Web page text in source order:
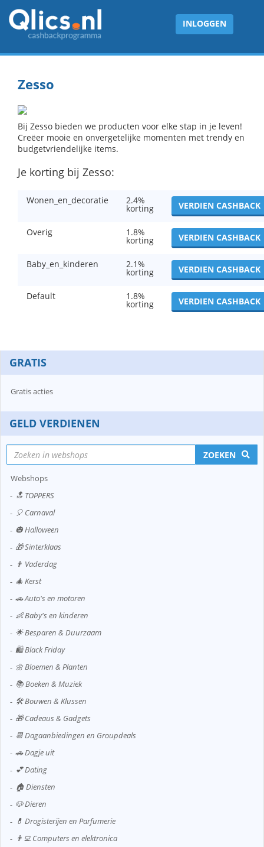
INLOGGEN
Zesso
Bij Zesso bieden we producten voor elke stap in je leven!
Creëer mooie en onvergetelijke momenten met trendy en
budgetvriendelijke items.
Je korting bij Zesso:
Wonen_en_decoratie 2.4%
korting VERDIEN CASHBACK
Overig 1.8%
korting VERDIEN CASHBACK
Baby_en_kinderen 2.1%
korting VERDIEN CASHBACK
Default 1.8%
korting VERDIEN CASHBACK
GRATIS
Gratis acties
GELD VERDIENEN
ZOEKEN
Webshops
🔝 TOPPERS
🎈 Carnaval
🎃 Halloween
🎁 Sinterklaas
👨 Vaderdag
🎄 Kerst
🚗 Auto's en motoren
👶 Baby's en kinderen
🌟 Besparen & Duurzaam
🛍️ Black Friday
🌼 Bloemen & Planten
📚 Boeken & Muziek
🛠️ Bouwen & Klussen
🎁 Cadeaus & Gadgets
📆 Dagaanbiedingen en Groupdeals
🚗 Dagje uit
💕 Dating
🏠 Diensten
🐶 Dieren
💊 Drogisterijen en Parfumerie
👨‍💻 Computers en elektronica